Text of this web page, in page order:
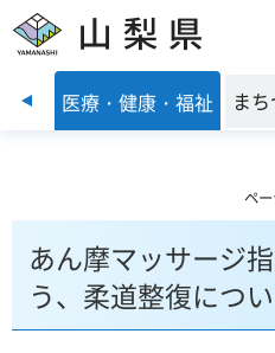
山梨県
て 医療・健康・福祉 ま
ペ
あん摩マッサージ
う、柔道整復につ